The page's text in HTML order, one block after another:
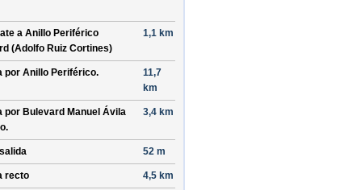
a Anillo Periférico
(Adolfo Ruiz Cortines)
1,1 km
por Anillo Periférico.
11,7
km
por Bulevard Manuel Ávila
.
3,4 km
52 m
recto 4,5 km